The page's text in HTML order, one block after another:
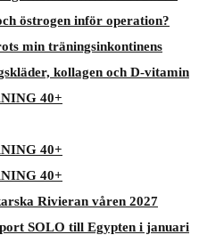
östrogen inför operation?
min träningsinkontinens
kollagen och D-vitamin
40+
40+
40+
Rivieran våren 2027
SOLO till Egypten i januari